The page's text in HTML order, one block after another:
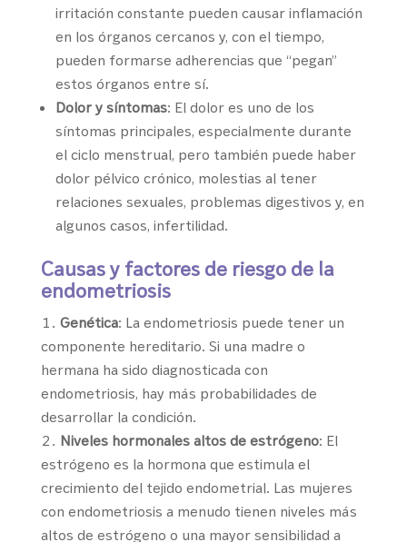
irritación constante pueden causar inflamación
en los órganos cercanos y, con el tiempo,
pueden formarse adherencias que “pegan”
estos órganos entre sí.
Dolor y síntomas: El dolor es uno de los
síntomas principales, especialmente durante
el ciclo menstrual, pero también puede haber
dolor pélvico crónico, molestias al tener
relaciones sexuales, problemas digestivos y, en
algunos casos, infertilidad.
Causas y factores de riesgo de la
endometriosis
Genética: La endometriosis puede tener un
componente hereditario. Si una madre o
hermana ha sido diagnosticada con
endometriosis, hay más probabilidades de
desarrollar la condición.
Niveles hormonales altos de estrógeno: El
estrógeno es la hormona que estimula el
crecimiento del tejido endometrial. Las mujeres
con endometriosis a menudo tienen niveles más
altos de estrógeno o una mayor sensibilidad a